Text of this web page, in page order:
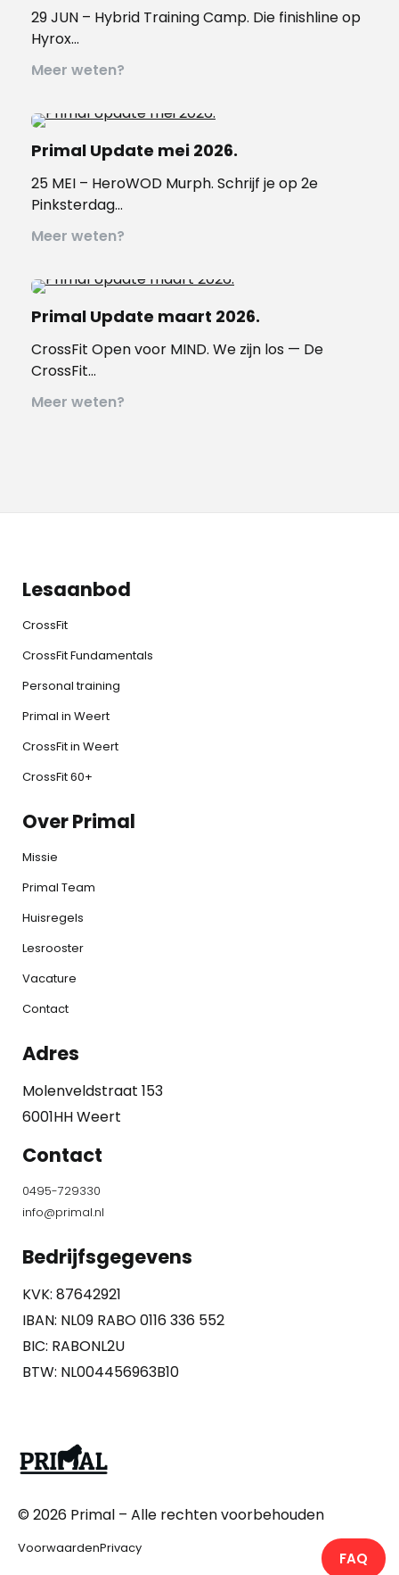
29 JUN – Hybrid Training Camp. Die finishline op
Hyrox…
Meer weten?
Primal Update mei 2026.
25 MEI – HeroWOD Murph. Schrijf je op 2e
Pinksterdag…
Meer weten?
Primal Update maart 2026.
CrossFit Open voor MIND. We zijn los — De
CrossFit…
Meer weten?
Lesaanbod
CrossFit
CrossFit Fundamentals
Personal training
Primal in Weert
CrossFit in Weert
CrossFit 60+
Over Primal
Missie
Primal Team
Huisregels
Lesrooster
Vacature
Contact
Adres
Molenveldstraat 153
6001HH Weert
Contact
0495-729330
info@primal.nl
Bedrijfsgegevens
KVK: 87642921
IBAN: NL09 RABO 0116 336 552
BIC: RABONL2U
BTW: NL004456963B10
© 2026 Primal – Alle rechten voorbehouden
VoorwaardenPrivacy
FAQ